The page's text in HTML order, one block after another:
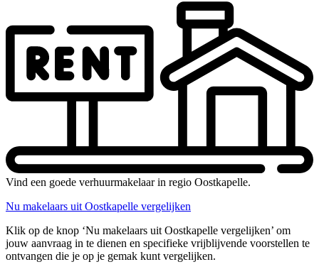
Vind een goede verhuurmakelaar in regio Oostkapelle.
Nu makelaars uit Oostkapelle vergelijken
Klik op de knop ‘Nu makelaars uit Oostkapelle vergelijken’ om
jouw aanvraag in te dienen en specifieke vrijblijvende voorstellen te
ontvangen die je op je gemak kunt vergelijken.